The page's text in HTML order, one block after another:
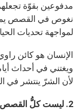
مدفوعين بقوّة
نغوص في القصص
لمواجهة تحديات
الإنسان هو كائن
ويغتني في أحداث
لأن الشرّ ينتشر في
2. ليست كلُّ القصص صالحة